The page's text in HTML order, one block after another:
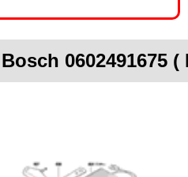
0602491675 (